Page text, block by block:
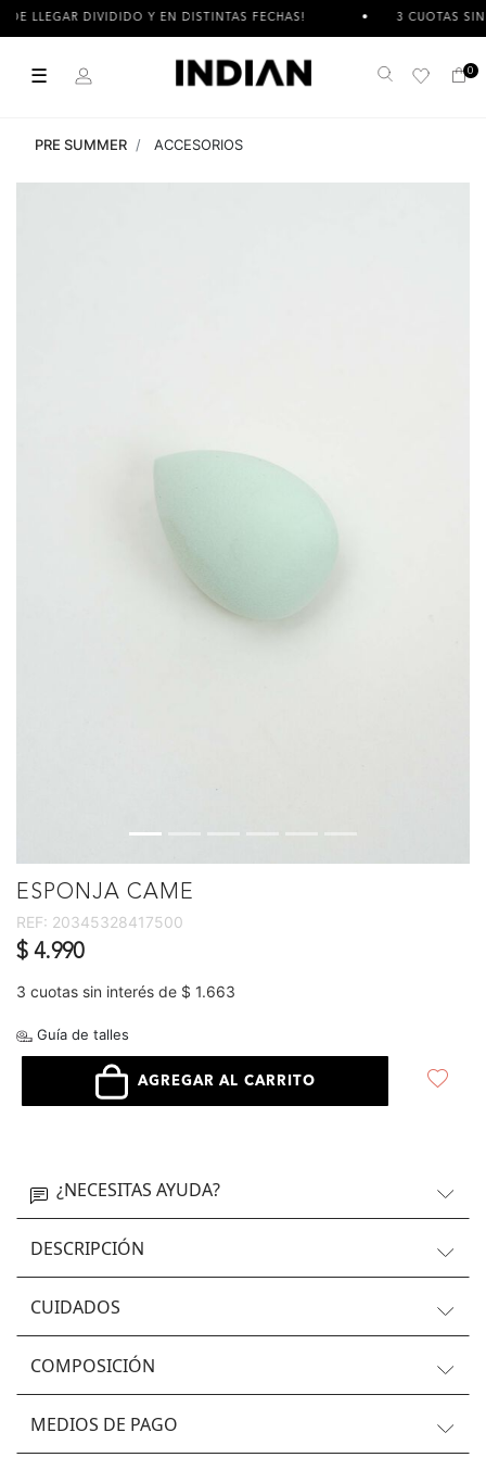
Y EN DISTINTAS FECHAS! 3 CUOTAS SIN INTERÉS
☰ Buscar 0
PRE SUMMER ACCESORIOS
ESPONJA CAME
REF: 20345328417500
$ 4.990
3 cuotas sin interés de $ 1.663
Guía de talles
AGREGAR AL CARRITO
¿NECESITAS AYUDA?
DESCRIPCIÓN
CUIDADOS
COMPOSICIÓN
MEDIOS DE PAGO